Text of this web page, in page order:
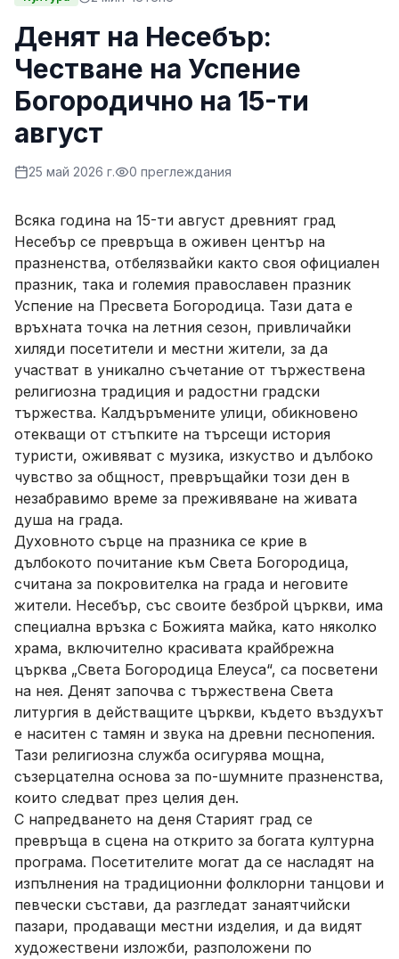
Денят на Несебър:
Честване на Успение
Богородично на 15-ти
август
25 май 2026 г. 0 преглеждания
Всяка година на 15-ти август древният град
Несебър се превръща в оживен център на
празненства, отбелязвайки както своя официален
празник, така и големия православен празник
Успение на Пресвета Богородица. Тази дата е
връхната точка на летния сезон, привличайки
хиляди посетители и местни жители, за да
участват в уникално съчетание от тържествена
религиозна традиция и радостни градски
тържества. Калдъръмените улици, обикновено
отекващи от стъпките на търсещи история
туристи, оживяват с музика, изкуство и дълбоко
чувство за общност, превръщайки този ден в
незабравимо време за преживяване на живата
душа на града.
Духовното сърце на празника се крие в
дълбокото почитание към Света Богородица,
считана за покровителка на града и неговите
жители. Несебър, със своите безброй църкви, има
специална връзка с Божията майка, като няколко
храма, включително красивата крайбрежна
църква „Света Богородица Елеуса“, са посветени
на нея. Денят започва с тържествена Света
литургия в действащите църкви, където въздухът
е наситен с тамян и звука на древни песнопения.
Тази религиозна служба осигурява мощна,
съзерцателна основа за по-шумните празненства,
които следват през целия ден.
С напредването на деня Старият град се
превръща в сцена на открито за богата културна
програма. Посетителите могат да се насладят на
изпълнения на традиционни фолклорни танцови и
певчески състави, да разгледат занаятчийски
пазари, продаващи местни изделия, и да видят
художествени изложби, разположени по